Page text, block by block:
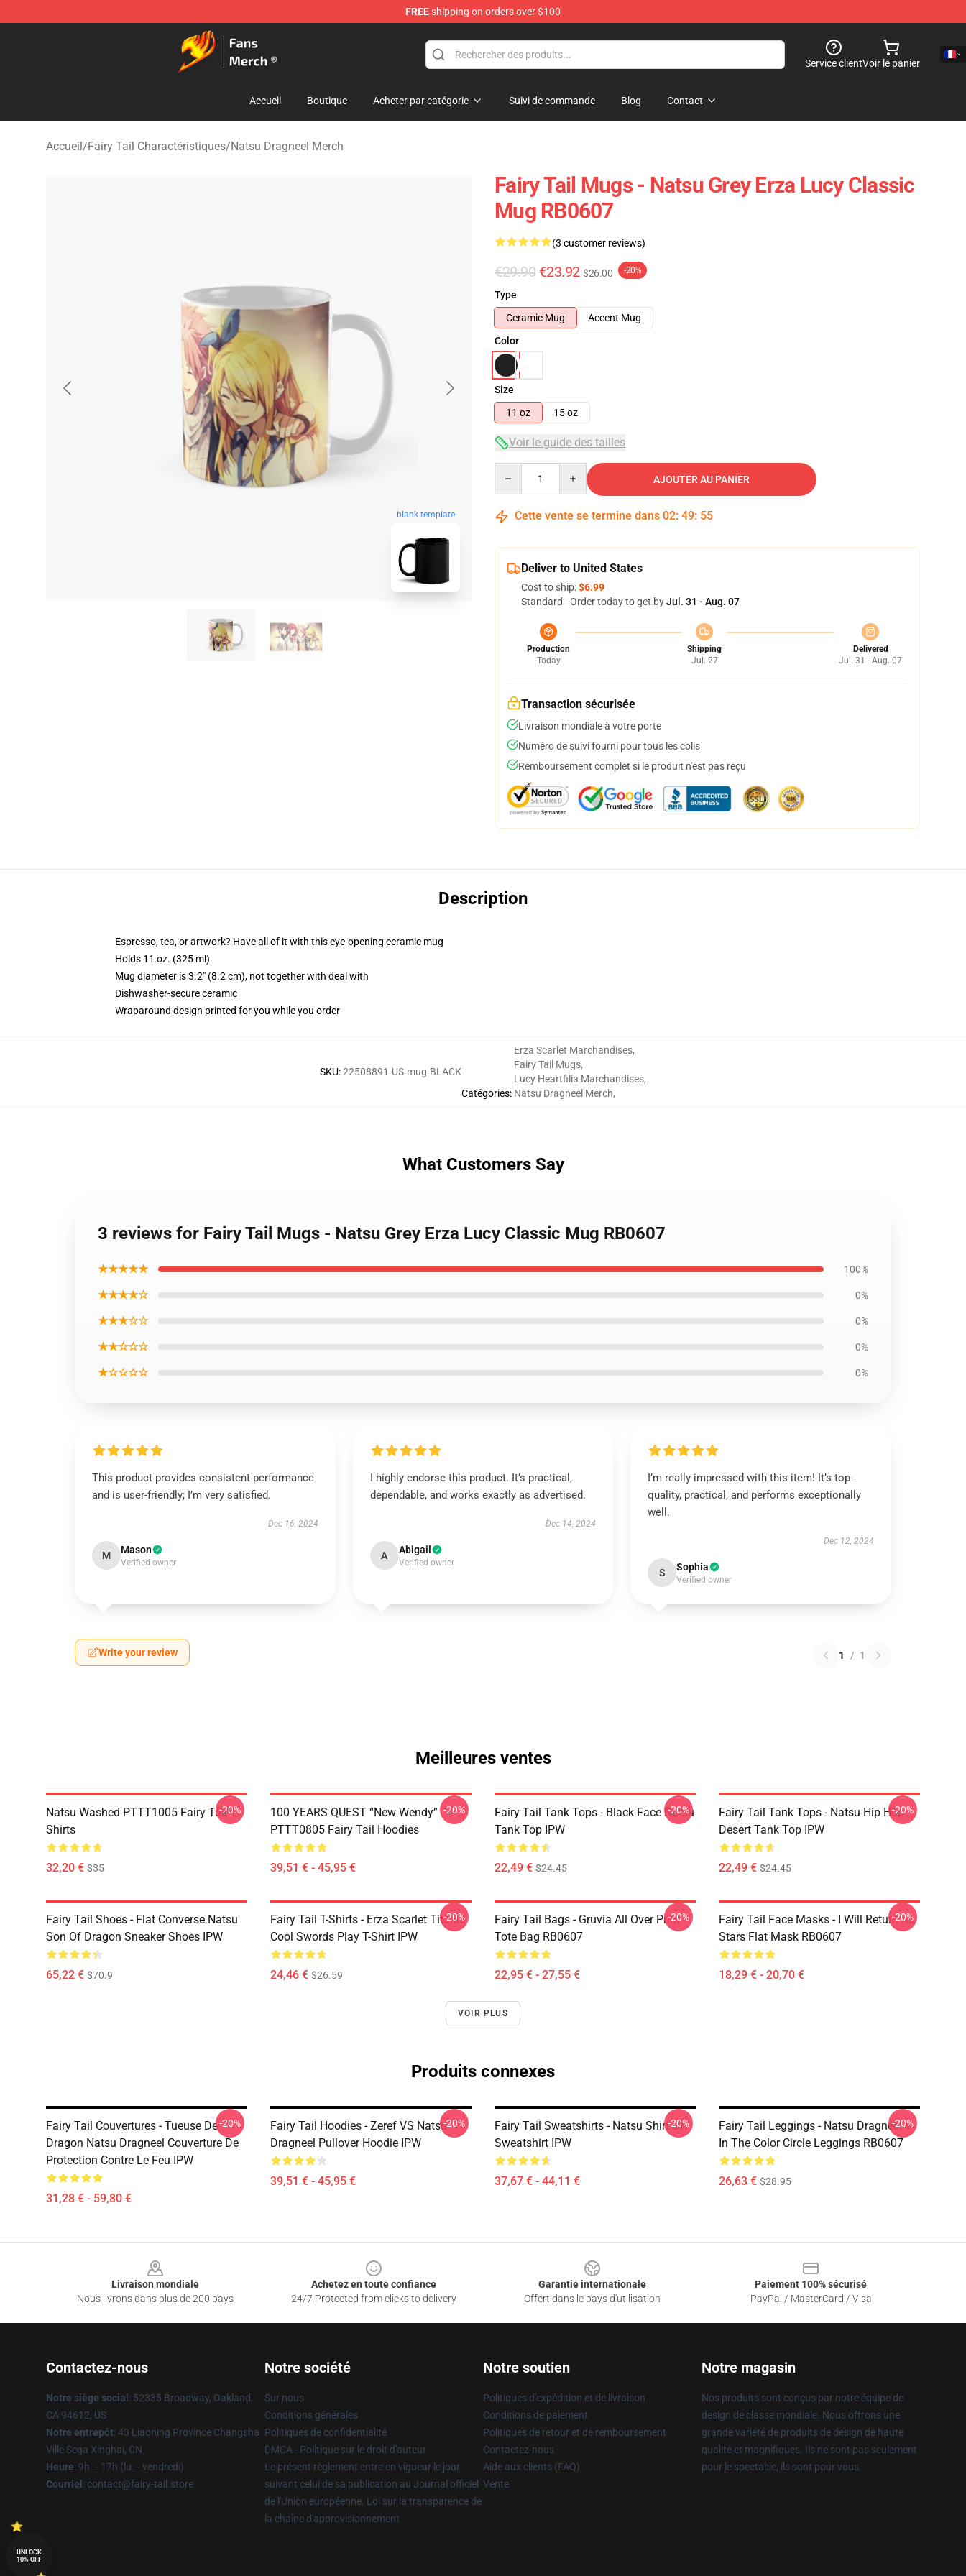
FREEshipping on orders over $100
Fairy Tail Store - Official Fairy Tail Merchandise Shop
Service clientVoir le panier
Accueil Boutique Acheter par catégorie Suivi de commande Blog Contact
Accueil/Fairy Tail Charactéristiques/Natsu Dragneel Merch
blank template
Fairy Tail Mugs - Natsu Grey Erza Lucy Classic
Mug RB0607
(3 customer reviews)
€29.90 €23.92 $26.00 -20%
Type
Ceramic Mug
Accent Mug
Color
Size
11 oz
15 oz
Voir le guide des tailles
AJOUTER AU PANIER
Cette vente se termine dans 02: 49: 54
Deliver to United States
Cost to ship:$6.99
Standard - Order today to get byJul. 31 - Aug. 07
Production
Today
Shipping
Jul. 27
Delivered
Jul. 31 - Aug. 07
Transaction sécurisée
Livraison mondiale à votre porte
Numéro de suivi fourni pour tous les colis
Remboursement complet si le produit n'est pas reçu
Description
Espresso, tea, or artwork? Have all of it with this eye-opening ceramic mug
Holds 11 oz. (325 ml)
Mug diameter is 3.2" (8.2 cm), not together with deal with
Dishwasher-secure ceramic
Wraparound design printed for you while you order
SKU:22508891-US-mug-BLACK
Catégories:
Erza Scarlet Marchandises,
Fairy Tail Mugs,
Lucy Heartfilia Marchandises,
Natsu Dragneel Merch,
What Customers Say
3 reviews for Fairy Tail Mugs - Natsu Grey Erza Lucy Classic Mug RB0607
★★★★★ 100%
★★★★☆ 0%
★★★☆☆ 0%
★★☆☆☆ 0%
★☆☆☆☆ 0%
This product provides consistent performance
and is user-friendly; I’m very satisfied.
Dec 16, 2024
M Mason
Verified owner
I highly endorse this product. It’s practical,
dependable, and works exactly as advertised.
Dec 14, 2024
A Abigail
Verified owner
I’m really impressed with this item! It’s top-
quality, practical, and performs exceptionally
well.
Dec 12, 2024
S Sophia
Verified owner
Write your review 1 / 1
Meilleures ventes
Natsu Washed PTTT1005 Fairy Tail T-
Shirts
32,20 € $35
-20%
100 YEARS QUEST “New Wendy”
PTTT0805 Fairy Tail Hoodies
39,51 € - 45,95 €
-20%
Fairy Tail Tank Tops - Black Face Natsu
Tank Top IPW
22,49 € $24.45
-20%
Fairy Tail Tank Tops - Natsu Hip Hop
Desert Tank Top IPW
22,49 € $24.45
-20%
Fairy Tail Shoes - Flat Converse Natsu
Son Of Dragon Sneaker Shoes IPW
65,22 € $70.9
Fairy Tail T-Shirts - Erza Scarlet Titania
Cool Swords Play T-Shirt IPW
24,46 € $26.59
-20%
Fairy Tail Bags - Gruvia All Over Print
Tote Bag RB0607
22,95 € - 27,55 €
-20%
Fairy Tail Face Masks - I Will Return As
Stars Flat Mask RB0607
18,29 € - 20,70 €
-20%
VOIR PLUS
Produits connexes
Fairy Tail Couvertures - Tueuse De
Dragon Natsu Dragneel Couverture De
Protection Contre Le Feu IPW
31,28 € - 59,80 €
-20%
Fairy Tail Hoodies - Zeref VS Natsu
Dragneel Pullover Hoodie IPW
39,51 € - 45,95 €
-20%
Fairy Tail Sweatshirts - Natsu Shirt Off
Sweatshirt IPW
37,67 € - 44,11 €
-20%
Fairy Tail Leggings - Natsu Dragneel V
In The Color Circle Leggings RB0607
26,63 € $28.95
-20%
Livraison mondiale
Nous livrons dans plus de 200 pays
Achetez en toute confiance
24/7 Protected from clicks to delivery
Garantie internationale
Offert dans le pays d'utilisation
Paiement 100% sécurisé
PayPal / MasterCard / Visa
Contactez-nous
Notre siège social : 52335 Broadway, Oakland,
CA 94612, US
Notre entrepôt: 43 Liaoning Province Changsha
Ville Sega Xinghai, CN
Heure: 9h – 17h (lu – vendredi)
Courriel : contact@fairy-tail.store
Notre société
Sur nous
Conditions générales
Politiques de confidentialité
DMCA - Politique sur le droit d'auteur
Le présent règlement entre en vigueur le jour
suivant celui de sa publication au Journal officiel
de l'Union européenne. Loi sur la transparence de
la chaîne d'approvisionnement
Notre soutien
Politiques d'expédition et de livraison
Conditions de paiement
Politiques de retour et de remboursement
Contactez-nous
Aide aux clients (FAQ)
Vente
Notre magasin
Nos produits sont conçus par notre équipe de
design de classe mondiale. Nous offrons une
grande variété de produits de design de haute
qualité et magnifiques. Ils ne sont pas seulement
pour le spectacle, ils sont pour vous.
UNLOCK
10% OFF